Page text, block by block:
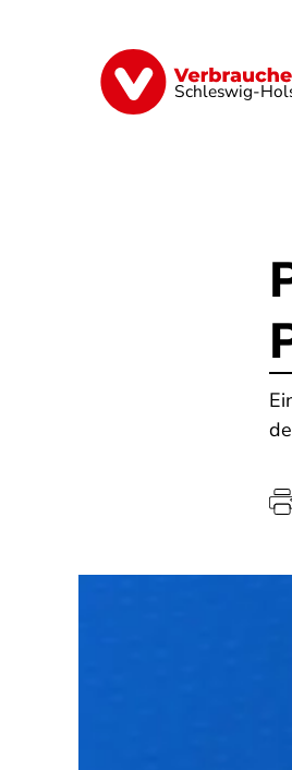
Schleswig-
Finanzen